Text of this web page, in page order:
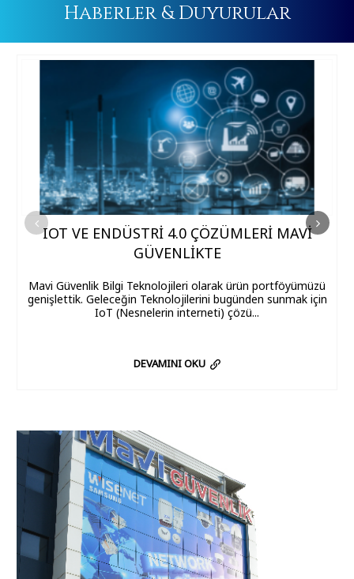
Haberler & Duyurular
IOT VE ENDÜSTRI 4.0 ÇÖZÜMLERI MAVI
GÜVENLIKTE
Mavi Güvenlik Bilgi Teknolojileri olarak ürün portföyümüzü
genişlettik. Geleceğin Teknolojilerini bugünden sunmak için
IoT (Nesnelerin interneti) çözü...
DEVAMINI OKU